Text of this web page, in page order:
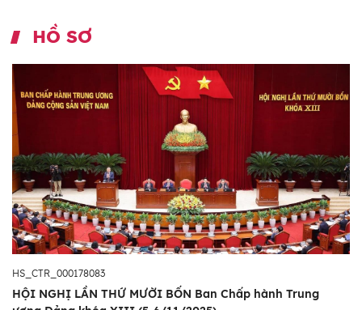
HỒ SƠ
HS_CTR_000178083
HỘI NGHỊ LẦN THỨ MƯỜI BỐN Ban Chấp hành Trung